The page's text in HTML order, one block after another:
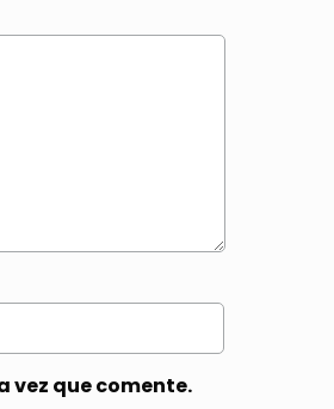
vez que comente.